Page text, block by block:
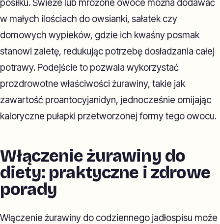
posiłku. Świeże lub mrożone owoce można dodawać
w małych ilościach do owsianki, sałatek czy
domowych wypieków, gdzie ich kwaśny posmak
stanowi zaletę, redukując potrzebę dosładzania całej
potrawy. Podejście to pozwala wykorzystać
prozdrowotne właściwości żurawiny, takie jak
zawartość proantocyjanidyn, jednocześnie omijając
kaloryczne pułapki przetworzonej formy tego owocu.
Włączenie żurawiny do
diety: praktyczne i zdrowe
porady
Włączenie żurawiny do codziennego jadłospisu może